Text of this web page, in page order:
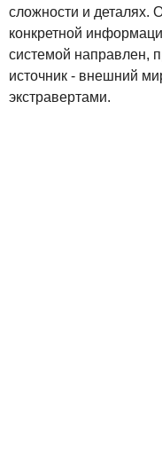
сложности и деталях.
конкретной
системой направлен,
источник - внешний
экстравертами.